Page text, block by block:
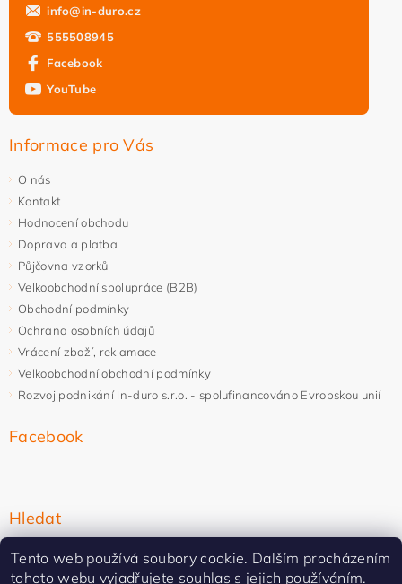
info@in-duro.cz
555508945
Facebook
YouTube
Informace pro Vás
O nás
Kontakt
Hodnocení obchodu
Doprava a platba
Půjčovna vzorků
Velkoobchodní spolupráce (B2B)
Obchodní podmínky
Ochrana osobních údajů
Vrácení zboží, reklamace
Velkoobchodní obchodní podmínky
Rozvoj podnikání In-duro s.r.o. - spolufinancováno Evropskou unií
Facebook
Hledat
Tento web používá soubory cookie. Dalším procházením
tohoto webu vyjadřujete souhlas s jejich používáním.